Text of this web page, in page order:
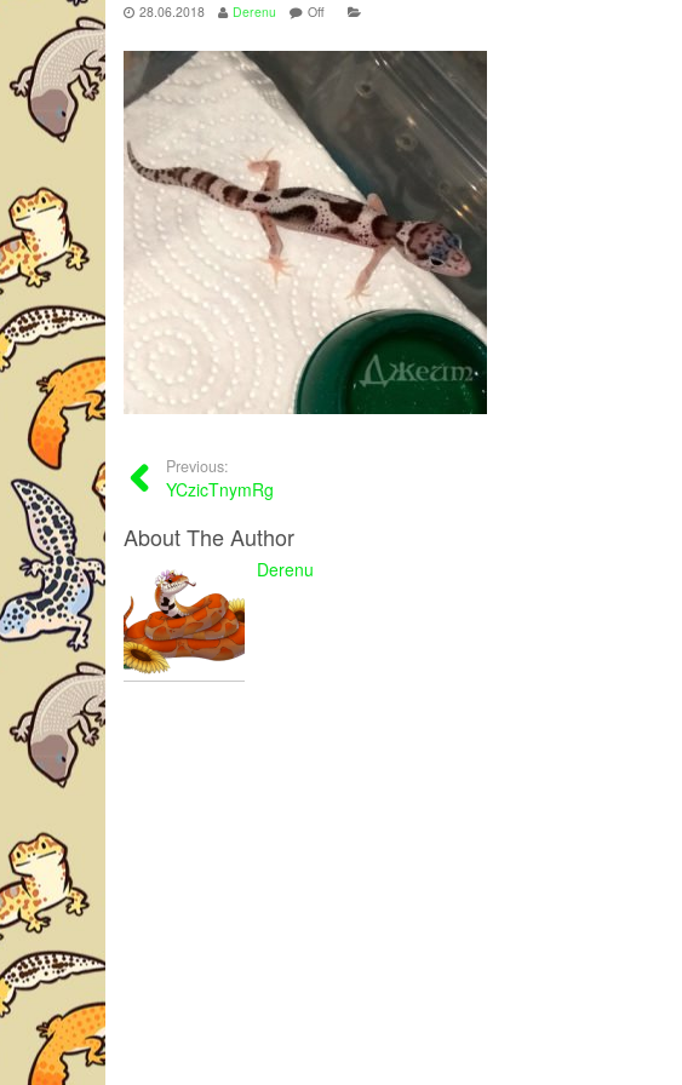
28.06.2018 Derenu Off
Previous:
YCzicTnymRg
About The Author
Derenu